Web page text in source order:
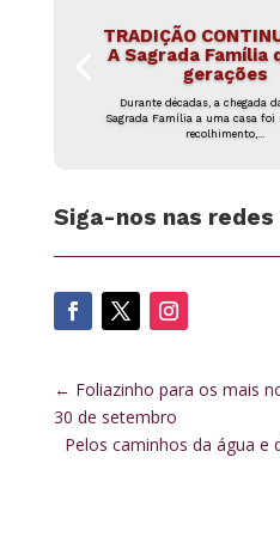
TRADIÇÃO
A Sagrada Família
gerações
Durante décadas, a chegada
Sagrada Família a uma casa foi
recolhimento,...
Siga-nos nas redes
← Foliazinho para os mais
30 de setembro
Pelos caminhos da água e